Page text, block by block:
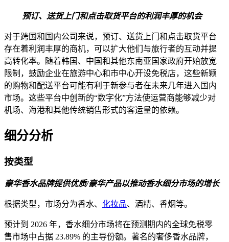
预订、送货上门和点击取货平台的利润丰厚的机会
对于跨国和国内公司来说，预订、送货上门和点击取货平台
存在着利润丰厚的商机，可以扩大他们与旅行者的互动并提
高转化率。随着韩国、中国和其他东南亚国家政府开始放宽
限制，鼓励企业在旅游中心和市中心开设免税店，这些新颖
的购物和配送平台可能有利于新参与者在未来几年进入国内
市场。这些平台中创新的“数字化”方法使运营商能够减少对
机场、海港和其他传统销售形式的客运量的依赖。
细分分析
按类型
豪华香水品牌提供优质/豪华产品以推动香水细分市场的增长
根据类型，市场分为香水、 化妆品、酒精、香烟等。
预计到 2026 年，香水细分市场将在预测期内的全球免税零
售市场中占据 23.89% 的主导份额。著名的奢侈香水品牌，